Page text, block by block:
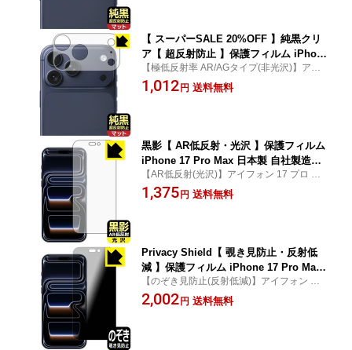
【 スーパーSALE 20%OFF 】純黒クリ
ア【 超反射防止 】保護フィルム iPhon
e 17 Pro Max (レンズ周辺部用) 日本製
自社製造直販
【極低反射率 AR/AGタイプ(非光沢)】アイ
フォン 17 プロ マックス 専用保護フィルム
(保護シート)
1,012円 送料無料
黒影【 AR低反射・光沢 】保護フィルム
iPhone 17 Pro Max 日本製 自社製造直
販
【AR低反射(光沢)】アイフォン 17 プロ マ
ックス 専用保護フィルム(保護シート)
1,375円 送料無料
Privacy Shield【 覗き見防止・反射低
減 】保護フィルム iPhone 17 Pro Max
日本製 自社製造直販
【のぞき見防止(反射低減)】アイフォン 17
プロ マックス 専用保護フィルム(保護シー
ト)
2,002円 送料無料